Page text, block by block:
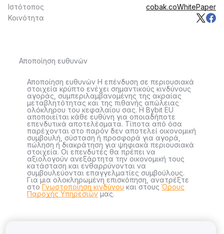
Ιστότοπος cobak.coWhitePaper
Κοινότητα
Αποποίηση ευθυνών
Αποποίηση ευθυνών Η επένδυση σε περιουσιακά
στοιχεία κρύπτο ενέχει σημαντικούς κινδύνους
αγοράς, συμπεριλαμβανομένης της ακραίας
μεταβλητότητας και της πιθανής απώλειας
ολόκληρου του κεφαλαίου σας. Η Bybit EU
αποποιείται κάθε ευθύνη για οποιαδήποτε
επενδυτικά αποτελέσματα. Τίποτα από όσα
παρέχονται στο παρόν δεν αποτελεί οικονομική
συμβουλή, σύσταση ή προσφορά για αγορά,
πώληση ή διακράτηση για ψηφιακά περιουσιακά
στοιχεία. Οι επενδυτές θα πρέπει να
αξιολογούν ανεξάρτητα την οικονομική τους
κατάσταση και ενθαρρύνονται να
συμβουλεύονται επαγγελματίες συμβούλους.
Για μια ολοκληρωμένη επισκόπηση, ανατρέξτε
στοΓνωστοποίηση κινδύνου και στους Όρους
Παροχής Υπηρεσιών μας.